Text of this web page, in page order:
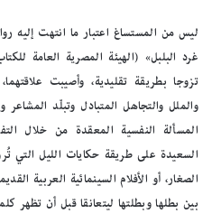
ليس من المستساغ اعتبار ما انتهت إليه
غرد البلبل» (الهيئة المصرية العامة
تزوجا بطريقة تقليدية، وأصيبت
والملل والتجاهل المتبادل وتبلّد
المسألة النفسية المعقدة من خلال
السعيدة على طريقة حكايات الليل التي
الصغار، أو الأفلام السينمائية العربية
بين بطلها وبطلتها ليتعانقا قبل أن تظهر